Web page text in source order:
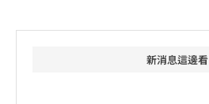
新消息這邊看